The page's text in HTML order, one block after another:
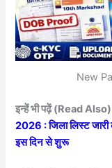
New
इन्हें भी पढ़ें (Read
2026 : जिला लिस्ट
इस दिन से शुरू